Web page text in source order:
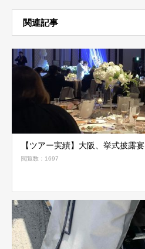
関連記事
【ツアー実績】大阪、挙式披露宴
閲覧数：1697